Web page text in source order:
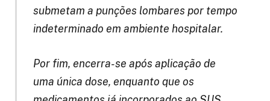
submetam a punções lombares por tempo
indeterminado em ambiente hospitalar.
Por fim, encerra-se após aplicação de
uma única dose, enquanto que os